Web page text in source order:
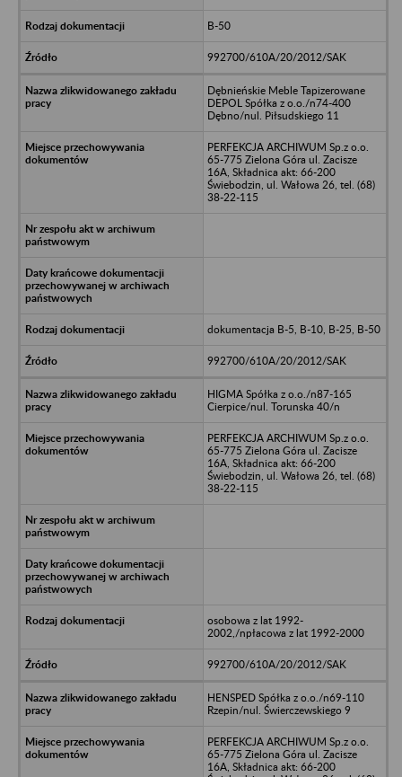
B-50
992700/610A/20/2012/SAK
Dębnieńskie Meble Tapizerowane
DEPOL Spółka z o.o./n74-400
Dębno/nul. Piłsudskiego 11
PERFEKCJA ARCHIWUM Sp.z o.o.
65-775 Zielona Góra ul. Zacisze
16A, Składnica akt: 66-200
Świebodzin, ul. Wałowa 26, tel. (68)
38-22-115
dokumentacja B-5, B-10, B-25, B-50
992700/610A/20/2012/SAK
HIGMA Spółka z o.o./n87-165
Cierpice/nul. Torunska 40/n
PERFEKCJA ARCHIWUM Sp.z o.o.
65-775 Zielona Góra ul. Zacisze
16A, Składnica akt: 66-200
Świebodzin, ul. Wałowa 26, tel. (68)
38-22-115
osobowa z lat 1992-
2002,/npłacowa z lat 1992-2000
992700/610A/20/2012/SAK
HENSPED Spółka z o.o./n69-110
Rzepin/nul. Świerczewskiego 9
PERFEKCJA ARCHIWUM Sp.z o.o.
65-775 Zielona Góra ul. Zacisze
16A, Składnica akt: 66-200